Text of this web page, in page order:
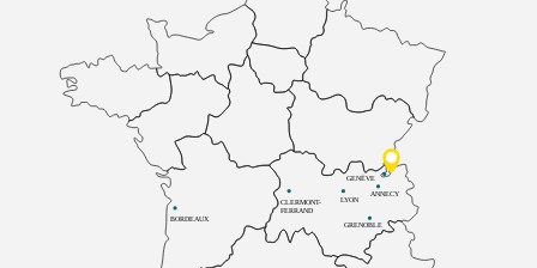
BORDEAUX
CLERMONT-
FERRAND
LYON
ANNECY
GRENOBLE
GENÈVE